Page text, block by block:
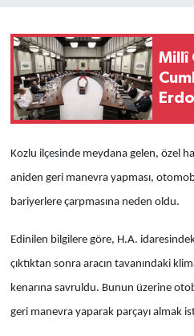
Millî
Kozlu ilçesinde meydana gelen, özel
aniden geri manevra yapması,
bariyerlere çarpmasına neden oldu.
Edinilen bilgilere göre, H.A.
çıktıktan sonra aracın tavanındaki
kenarına savruldu. Bunun üzerine
geri manevra yaparak parçayı almak